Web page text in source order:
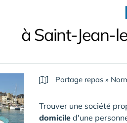
à Saint-Jean-
Portage repas »
Trouver une société
domicile d'une